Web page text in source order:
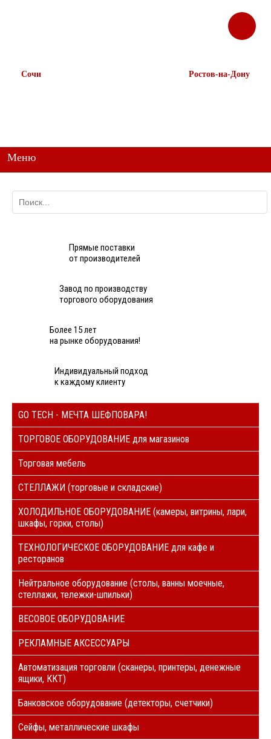
Сочи
ЗАКАЗАТЬ
ЗВОНОК
Ростов-на-Дону
Меню
Прямые поставки
от производителей
Завод по производству
торгового оборудования
Более 15 лет
на рынке оборудования!
Индивидуальный подход
к каждому клиенту
GO TECH - МЕЧТА ШЕФПОВАРА!
ТОРГОВОЕ ОБОРУДОВАНИЕ для магазинов
Торговая мебель
СТЕЛЛАЖИ (торговые и складские)
ХОЛОДИЛЬНОЕ ОБОРУДОВАНИЕ (камеры, витрины, лари,
шкафы, горки, столы)
ТЕХНОЛОГИЧЕСКОЕ ОБОРУДОВАНИЕ для кафе и
ресторанов
Нейтральное оборудование (столы, ванны моечные,
стеллажи, тележки-шпильки)
ВЕСОВОЕ ОБОРУДОВАНИЕ
РЕКЛАМНЫЕ АКСЕССУАРЫ
Автоматизация торговли (сканеры, принтеры, денежные
ящики, ККТ)
Банковское оборудование (детекторы, счетчики)
Сейфы, металлические шкафы